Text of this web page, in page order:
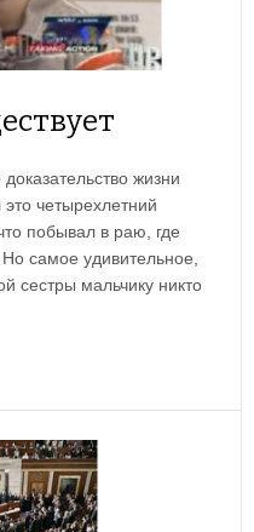
жизни
четырехлетний
побывал в раю, где
самое удивительное,
сестры мальчику никто